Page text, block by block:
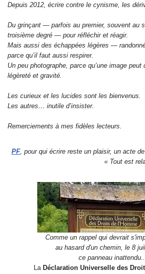
Depuis 2012, écrire contre le cynisme, les
Du grinçant — parfois au premier, souvent au
troisième degré — pour réfléchir et réagir.
Mais aussi des échappées légères —
parce qu’il faut aussi respirer.
Un peu photographe, parce qu’une image
légèreté et gravité.
Les curieux et les lucides sont les bienvenus.
Les autres… inutile d’insister.
Remerciements à mes fidèles lecteurs.
PF, pour qui écrire reste un plaisir, un acte
« Tout est
Comme un rappel qui devrait
au hasard d'un chemin, le 8
ce panneau inattendu...
La Déclaration Universelle des